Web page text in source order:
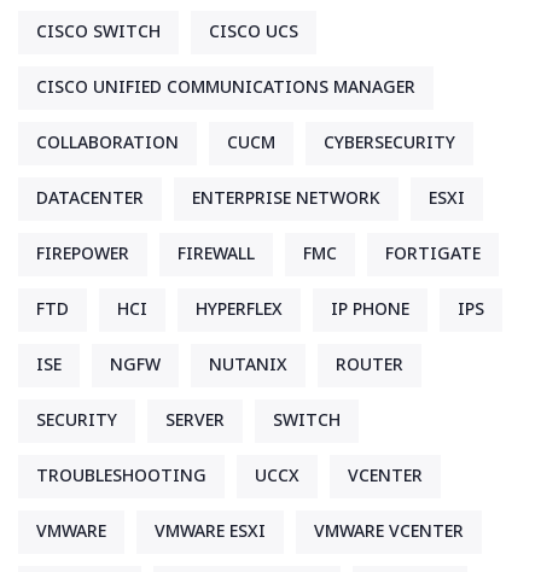
CISCO SWITCH CISCO UCS
CISCO UNIFIED COMMUNICATIONS MANAGER
COLLABORATION CUCM CYBERSECURITY
DATACENTER ENTERPRISE NETWORK ESXI
FIREPOWER FIREWALL FMC FORTIGATE
FTD HCI HYPERFLEX IP PHONE IPS
ISE NGFW NUTANIX ROUTER
SECURITY SERVER SWITCH
TROUBLESHOOTING UCCX VCENTER
VMWARE VMWARE ESXI VMWARE VCENTER